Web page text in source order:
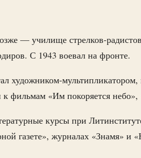
— училище стрелков-
С 1943 воевал на фронте.
художником-
фильмам «Им покоряется небо»,
курсы при
газете», журналах «Знамя»